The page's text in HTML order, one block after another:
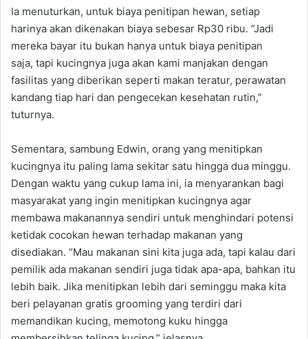
Ia menuturkan, untuk biaya penitipan hewan, setiap
harinya akan dikenakan biaya sebesar Rp30 ribu. “Jadi
mereka bayar itu bukan hanya untuk biaya penitipan
saja, tapi kucingnya juga akan kami manjakan dengan
fasilitas yang diberikan seperti makan teratur, perawatan
kandang tiap hari dan pengecekan kesehatan rutin,”
tuturnya.
Sementara, sambung Edwin, orang yang menitipkan
kucingnya itu paling lama sekitar satu hingga dua minggu.
Dengan waktu yang cukup lama ini, ia menyarankan bagi
masyarakat yang ingin menitipkan kucingnya agar
membawa makanannya sendiri untuk menghindari potensi
ketidak cocokan hewan terhadap makanan yang
disediakan. “Mau makanan sini kita juga ada, tapi kalau dari
pemilik ada makanan sendiri juga tidak apa-apa, bahkan itu
lebih baik. Jika menitipkan lebih dari seminggu maka kita
beri pelayanan gratis grooming yang terdiri dari
memandikan kucing, memotong kuku hingga